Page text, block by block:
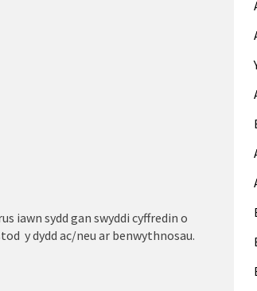
iawn sydd gan swyddi cyffredin o
y dydd ac/neu ar benwythnosau.